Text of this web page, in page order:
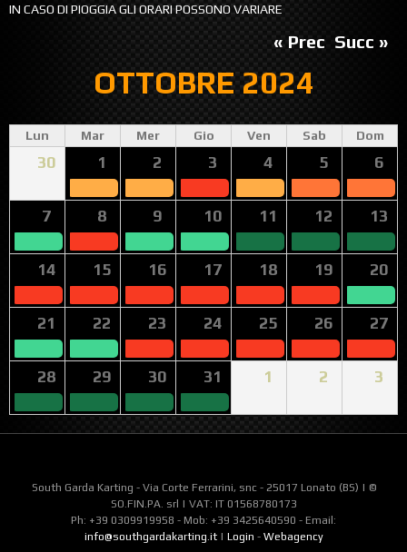
IN CASO DI PIOGGIA GLI ORARI POSSONO VARIARE
OTTOBRE 2024
« Prec Succ »
Lun Mar Mer Gio Ven Sab Dom
30 1 2 3 4 5 6
7 8 9 10 11 12 13
14 15 16 17 18 19 20
21 22 23 24 25 26 27
28 29 30 31 1 2 3
South Garda Karting - Via Corte Ferrarini, snc - 25017 Lonato (BS) | ©
SO.FIN.PA. srl | VAT: IT 01568780173
Ph: +39 0309919958 - Mob: +39 3425640590 - Email:
info@southgardakarting.it| Login - Webagency